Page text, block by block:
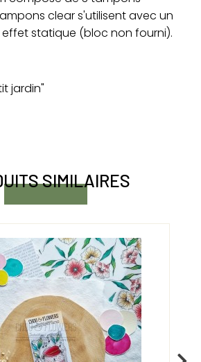
clear s'utilisent avec un
statique (bloc non fourni).
jardin"
SIMILAIRES